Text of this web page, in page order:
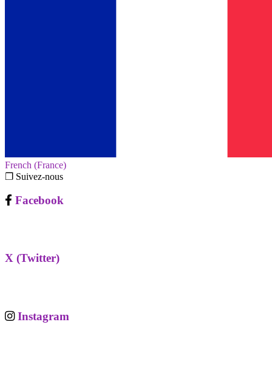
French (France)‎
❐ Suivez-nous
Facebook
X (Twitter)
Instagram